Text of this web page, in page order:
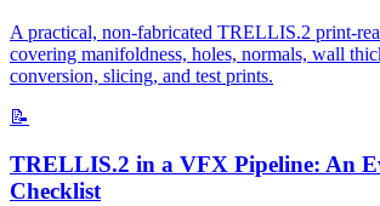
A practical, non-fabricated TRELLIS.2 print-
covering manifoldness, holes, normals, wall
conversion, slicing, and test prints.
📝
TRELLIS.2 in a VFX Pipeline: An
Checklist